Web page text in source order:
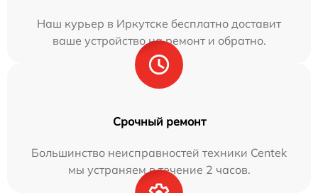
Наш курьер в Иркутске бесплатно доставит
ваше устройство на ремонт и обратно.
Срочный ремонт
Большинство неисправностей техники Centek
мы устраняем в течение 2 часов.